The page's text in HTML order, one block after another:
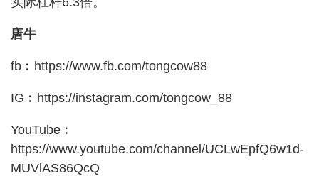
唐牛
fb︰https://www.fb.com/tongcow88
IG︰https://instagram.com/tongcow_88
YouTube︰
https://www.youtube.com/channel/UCLwEpfQ6w1d-
MUVlAS86QcQ